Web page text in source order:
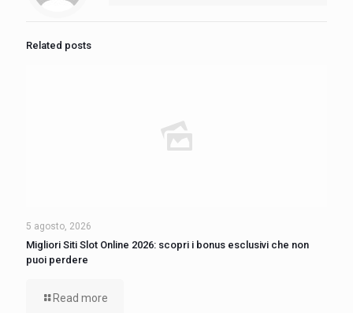
Related posts
5 agosto, 2026
Migliori Siti Slot Online 2026: scopri i bonus esclusivi che non
puoi perdere
Read more